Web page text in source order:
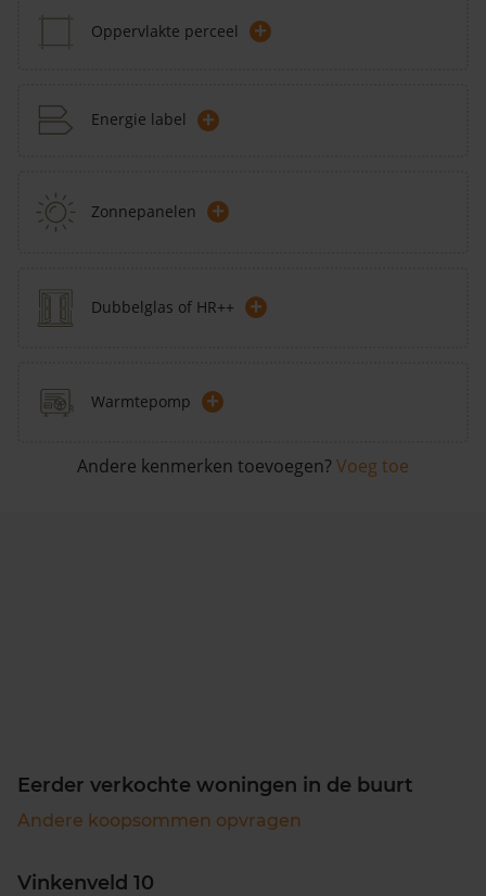
Oppervlakte perceel +
Energie label +
Zonnepanelen +
Dubbelglas of HR++ +
Warmtepomp +
Andere kenmerken toevoegen? Voeg toe
Eerder verkochte woningen in de buurt
Andere koopsommen opvragen
Vinkenveld 10